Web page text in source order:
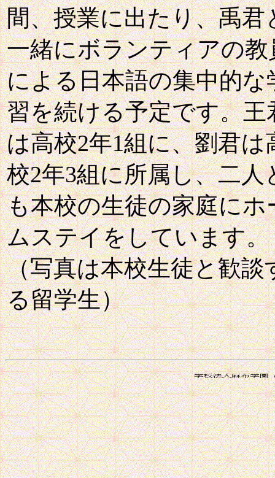
間、授業に出たり、禹君
一緒にボランティアの教
による日本語の集中的な
習を続ける予定です。王
は高校2年1組に、劉君は
校2年3組に所属し、二人
も本校の生徒の家庭にホ
ムステイをしています。
（写真は本校生徒と歓談
る留学生）